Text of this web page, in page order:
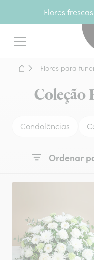
Flores
Menu
Home -
Coleção
Condolências
Ordenar